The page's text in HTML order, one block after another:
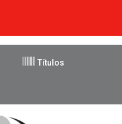
Títulos